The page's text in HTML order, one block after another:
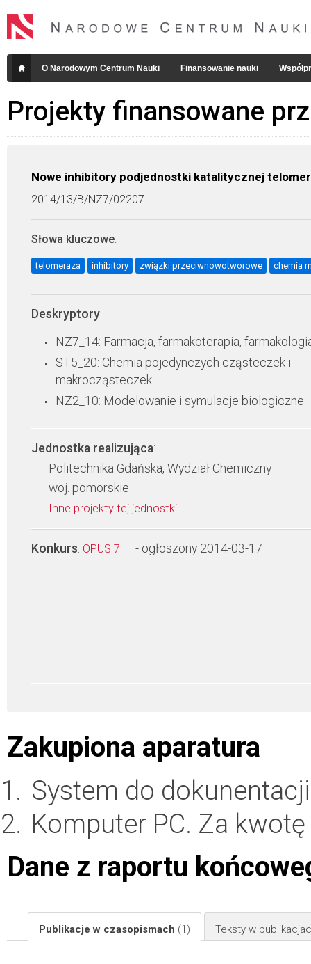
O Narodowym Centrum Nauki Finansowanie nauki
Projekty finansowane
Nowe inhibitory podjednostki katalitycznej
2014/13/B/NZ7/02207
Słowa kluczowe:
telomeraza inhibitory związki przeciwnowotworowe chemia
Deskryptory:
NZ7_14: Farmacja, farmakoterapia,
ST5_20: Chemia pojedynczych cząsteczek i
makrocząsteczek
NZ2_10: Modelowanie i symulacje biologiczne
Jednostka realizująca:
Politechnika Gdańska, Wydział Chemiczny
woj. pomorskie
Inne projekty tej jednostki
Konkurs: OPUS 7 - ogłoszony 2014-03-17
Zakupiona aparatura
System do
Komputer PC. Za kwotę
Dane z raportu
Publikacje w czasopismach (1) Teksty w